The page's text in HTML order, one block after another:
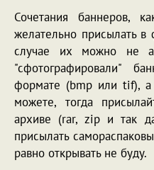
Сочетания баннеров,
желательно присылать
случае их можно не
"сфотографировали"
формате (bmp или tif), а
можете, тогда
архиве (rar, zip и так
присылать
равно открывать не буду.